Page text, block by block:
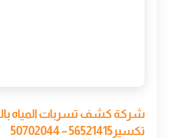
شركة كشف تسربات المياه
تكسير56521415 – 50702044